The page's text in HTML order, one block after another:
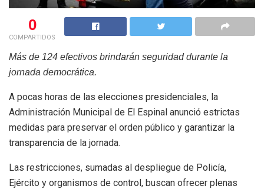
0
COMPARTIDOS
Más de 124 efectivos brindarán seguridad durante la
jornada democrática.
A pocas horas de las elecciones presidenciales, la
Administración Municipal de El Espinal anunció estrictas
medidas para preservar el orden público y garantizar la
transparencia de la jornada.
Las restricciones, sumadas al despliegue de Policía,
Ejército y organismos de control, buscan ofrecer plenas